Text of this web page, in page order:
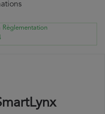
Règlementation